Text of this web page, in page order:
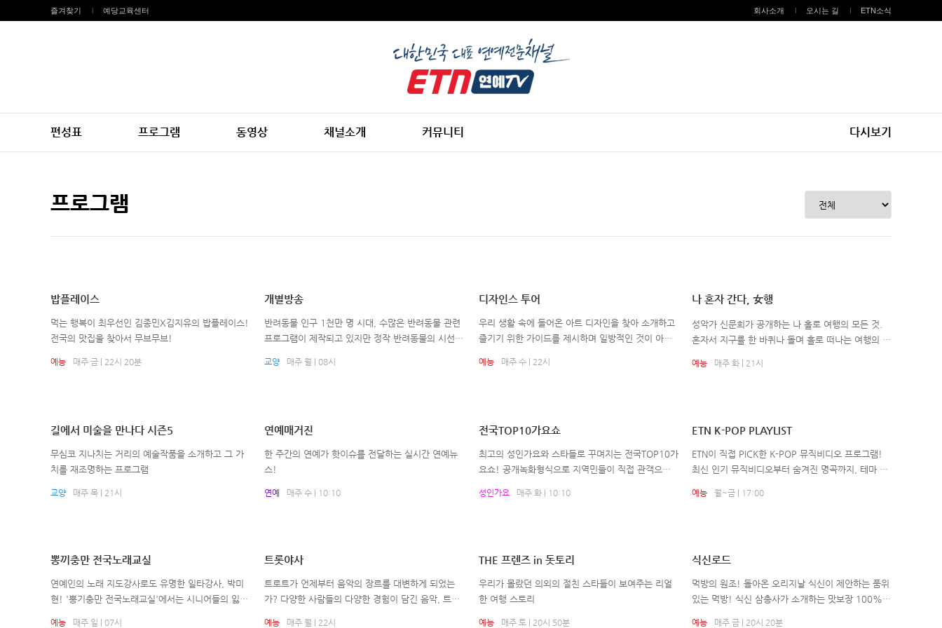
즐겨찾기 예당교육센터 회사소개 오시는 길 ETN소식
편성표 프로그램 동영상 채널소개 커뮤니티 다시보기
프로그램
밥플레이스
먹는 행복이 최우선인 김종민X김지유의 밥플레이스!
전국의 맛집을 찾아서 무브무브!
예능 매주 금 | 22시 20분
개별방송
반려동물 인구 1천만 명 시대, 수많은 반려동물 관련
프로그램이 제작되고 있지만 정작 반려동물의 시선에
탈피 반려동물에서 본 시선을 고스란히 담아 견주가
교양 매주 월 | 08시
디자인스 투어
우리 생활 속에 들어온 아트 디자인을 찾아 소개하고
즐기기 위한 가이드를 제시하며 일방적인 것이 아닌
타일에 그대로 적용할 수 있는 생활 속 디자인 아이템
예능 매주 수 | 22시
나 혼자 간다, 女행
성악가 신문희가 공개하는 나 홀로 여행의 모든 것.
혼자서 지구를 한 바퀴나 돌며 홀로 떠나는 여행의 기
모로코로 떠난다.
예능 매주 화 | 21시
길에서 미술을 만나다 시즌5
무심코 지나치는 거리의 예술작품을 소개하고 그 가
치를 재조명하는 프로그램
교양 매주 목 | 21시
연예매거진
한 주간의 연예가 핫이슈를 전달하는 실시간 연예뉴
스!
연예 매주 수 | 10:10
전국TOP10가요쇼
최고의 성인가요와 스타들로 꾸며지는 전국TOP10가
요쇼! 공개녹화형식으로 지역민들이 직접 관객으로
성인가요 매주 화 | 10:10
ETN K-POP PLAYLIST
ETN이 직접 PICK한 K-POP 뮤직비디오 프로그램!
최신 인기 뮤직비디오부터 숨겨진 명곡까지, 테마 별
예능 월~금 | 17:00
뽕끼충만 전국노래교실
연예인의 노래 지도강사로도 유명한 일타강사, 박미
현! '뽕기충만 전국노래교실'에서는 시니어들의 잃어
예능 매주 일 | 07시
트롯야사
트로트가 언제부터 음악의 장르를 대변하게 되었는
가? 다양한 사람들의 다양한 경험이 담긴 음악, 트로
예능 매주 월 | 22시
THE 프렌즈 in 돗토리
우리가 몰랐던 의외의 절친 스타들이 보여주는 리얼
한 여행 스토리
예능 매주 토 | 20시 50분
식신로드
먹방의 원조! 돌아온 오리지날 식신이 제안하는 품위
있는 먹방! 식신 삼총사가 소개하는 맛보장 100%
예능 매주 금 | 20시 20분